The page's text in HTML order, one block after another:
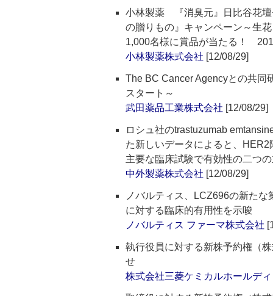
小林製薬 『消臭元』日比谷花
の贈りもの』キャンペーン～生
1,000名様に賞品が当たる！
小林製薬株式会社 [12/08/29]
The BC Cancer Agencyとの共同
スタート～
武田薬品工業株式会社 [12/08/29]
ロシュ社のtrastuzumab
た新しいデータによると、
主要な臨床試験で有効性の二つ
中外製薬株式会社 [12/08/29]
ノバルティス、LCZ696の新た
に対する臨床的有用性を示唆
ノバルティス ファーマ株式会社
執行役員に対する新株予約権（
せ
株式会社三菱ケミカルホールデ